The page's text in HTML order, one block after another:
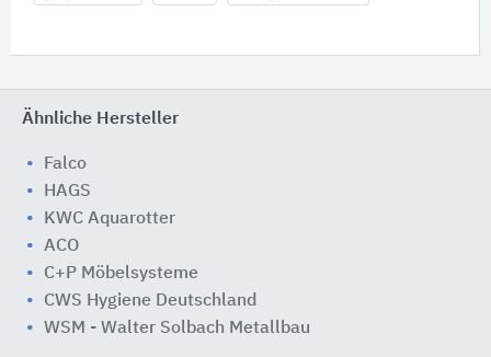
Ähnliche Hersteller
Falco
HAGS
KWC Aquarotter
ACO
C+P Möbelsysteme
CWS Hygiene Deutschland
WSM - Walter Solbach Metallbau